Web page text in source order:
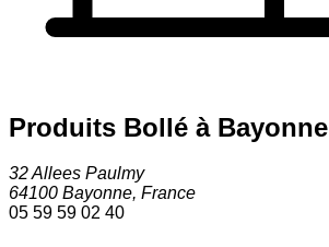
Produits Bollé à Bayonne
32 Allees Paulmy
64100 Bayonne, France
05 59 59 02 40